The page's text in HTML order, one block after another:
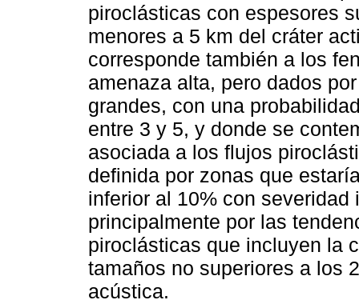
piroclásticas con espesores
menores a 5 km del cráter
corresponde también a los
amenaza alta, pero dados
grandes, con una
entre 3 y 5, y donde se
asociada a los flujos
definida por zonas que
inferior al 10% con
principalmente por las
piroclásticas que incluyen la
tamaños no superiores a los
acústica.